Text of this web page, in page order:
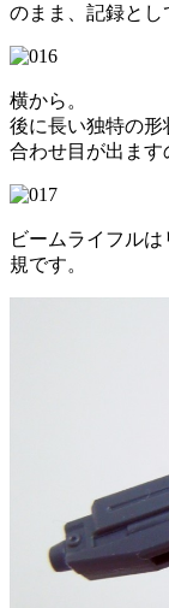
のまま、記録とし
横から。
後に長い独特の形
合わせ目が出ます
ビームライフル
規です。